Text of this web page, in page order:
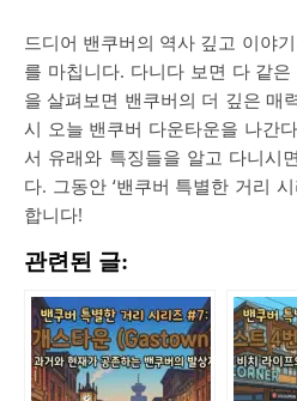
드디어 밴쿠버의 역사 깊고 이야
를 마칩니다. 다니다 보면 다 같
을 살펴보면 밴쿠버의 더 깊은 매
시 오늘 밴쿠버 다운타운을 나간
서 유래와 특징들을 알고 다니시
다. 그동안 ‘밴쿠버 특별한 거리
합니다!
관련된 글: